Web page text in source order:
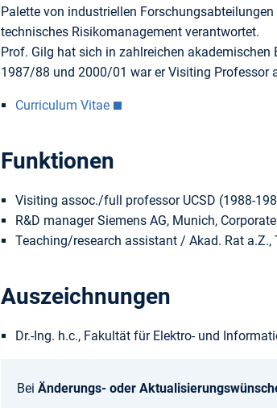
Palette von industriellen
technisches Risikomanagement verantwortet.
Prof. Gilg hat sich in zahlreichen
1987/88 und 2000/01 war er Visiting Professor
Curriculum Vitae
Funktionen
Visiting assoc./full professor UCSD (1988-
R&D manager Siemens AG, Munich,
Teaching/research assistant / Akad. Rat a.Z.,
Auszeichnungen
Dr.-Ing. h.c., Fakultät für Elektro- und
Bei Änderungs- oder